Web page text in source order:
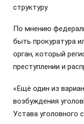
структуру.
По мнению
быть прокуратура
орган, который
преступлении и
«Ещё один из
возбуждения
Устава уголовного